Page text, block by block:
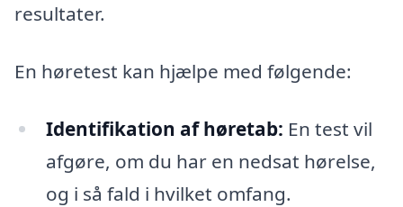
resultater.
En høretest kan hjælpe med følgende:
Identifikation af høretab: En test vil
afgøre, om du har en nedsat hørelse,
og i så fald i hvilket omfang.